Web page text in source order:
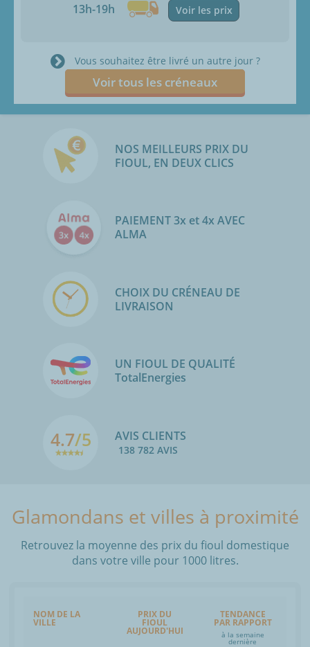
13h-19h Voir les prix
Vous souhaitez être livré un autre jour ?
Voir tous les créneaux
NOS MEILLEURS PRIX DU
FIOUL, EN DEUX CLICS
PAIEMENT 3x et 4x AVEC
ALMA
CHOIX DU CRÉNEAU DE
LIVRAISON
UN FIOUL DE QUALITÉ
TotalEnergies
4.7/5 AVIS CLIENTS
138 782 AVIS
Glamondans et villes à proximité
Retrouvez la moyenne des prix du fioul domestique
dans votre ville pour 1000 litres.
NOM DE LA
VILLE
PRIX DU
FIOUL
AUJOURD'HUI
TENDANCE
PAR RAPPORT
à la semaine
dernière